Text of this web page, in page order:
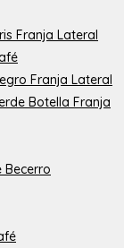
Franja Lateral
Franja Lateral
Botella Franja
Becerro